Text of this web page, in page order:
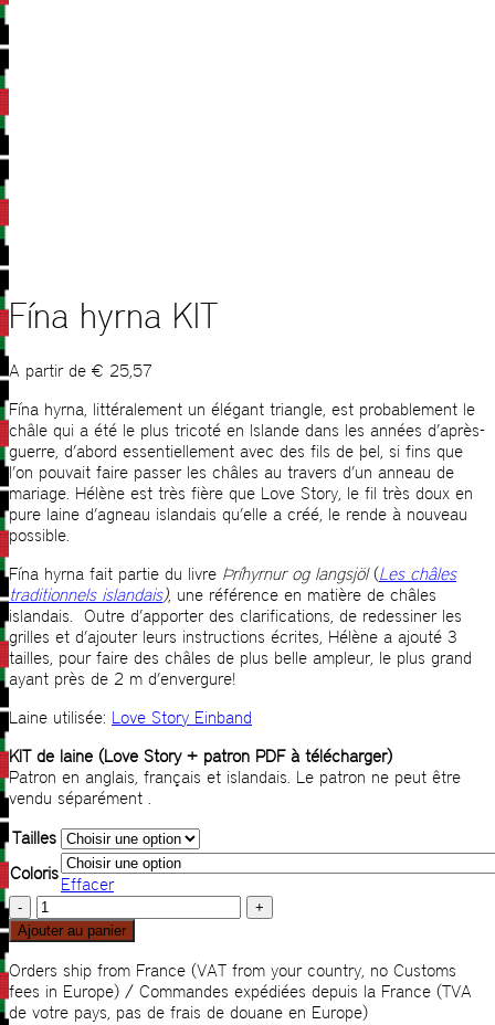
Fína hyrna KIT
A partir de € 25,57
Fína hyrna, littéralement un élégant triangle, est probablement le
châle qui a été le plus tricoté en Islande dans les années d’après-
guerre, d’abord essentiellement avec des fils de þel, si fins que
l’on pouvait faire passer les châles au travers d’un anneau de
mariage. Hélène est très fière que Love Story, le fil très doux en
pure laine d’agneau islandais qu’elle a créé, le rende à nouveau
possible.
Fína hyrna fait partie du livre Þríhyrnur og langsjöl(Les châles
traditionnels islandais), une référence en matière de châles
islandais. Outre d’apporter des clarifications, de redessiner les
grilles et d’ajouter leurs instructions écrites, Hélène a ajouté 3
tailles, pour faire des châles de plus belle ampleur, le plus grand
ayant près de 2 m d’envergure!
Laine utilisée: Love Story Einband
KIT de laine (Love Story + patron PDF à télécharger)
Patron en anglais, français et islandais. Le patron ne peut être
vendu séparément .
Tailles
Coloris
Effacer
quantité
de
Fína
hyrna
KIT
Ajouter au panier
Orders ship from France (VAT from your country, no Customs
fees in Europe) / Commandes expédiées depuis la France (TVA
de votre pays, pas de frais de douane en Europe)